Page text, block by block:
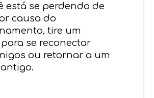
está se perdendo de
causa do
tire um
se reconectar
ou retornar a um